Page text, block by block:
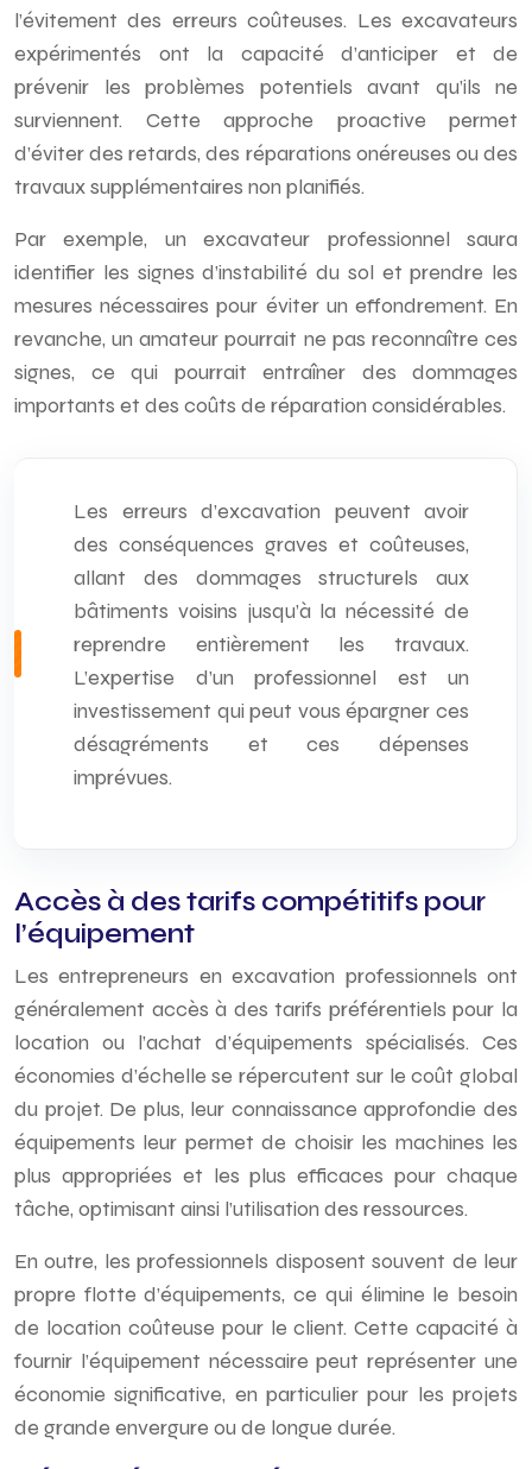
l’évitement des erreurs coûteuses. Les excavateurs
expérimentés ont la capacité d’anticiper et de
prévenir les problèmes potentiels avant qu’ils ne
surviennent. Cette approche proactive permet
d’éviter des retards, des réparations onéreuses ou des
travaux supplémentaires non planifiés.
Par exemple, un excavateur professionnel saura
identifier les signes d’instabilité du sol et prendre les
mesures nécessaires pour éviter un effondrement. En
revanche, un amateur pourrait ne pas reconnaître ces
signes, ce qui pourrait entraîner des dommages
importants et des coûts de réparation considérables.
Les erreurs d’excavation peuvent avoir
des conséquences graves et coûteuses,
allant des dommages structurels aux
bâtiments voisins jusqu’à la nécessité de
reprendre entièrement les travaux.
L’expertise d’un professionnel est un
investissement qui peut vous épargner ces
désagréments et ces dépenses
imprévues.
Accès à des tarifs compétitifs pour
l’équipement
Les entrepreneurs en excavation professionnels ont
généralement accès à des tarifs préférentiels pour la
location ou l’achat d’équipements spécialisés. Ces
économies d’échelle se répercutent sur le coût global
du projet. De plus, leur connaissance approfondie des
équipements leur permet de choisir les machines les
plus appropriées et les plus efficaces pour chaque
tâche, optimisant ainsi l’utilisation des ressources.
En outre, les professionnels disposent souvent de leur
propre flotte d’équipements, ce qui élimine le besoin
de location coûteuse pour le client. Cette capacité à
fournir l’équipement nécessaire peut représenter une
économie significative, en particulier pour les projets
de grande envergure ou de longue durée.